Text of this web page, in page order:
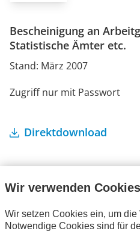
Ihre Bestellung
Bescheinigung an
Statistische Ämter etc.
Stand: März 2007
Zugriff nur mit Passwort
Direktdownload
Wir verwenden Cookies
Wir setzen Cookies ein, um
Notwendige Cookies sind für